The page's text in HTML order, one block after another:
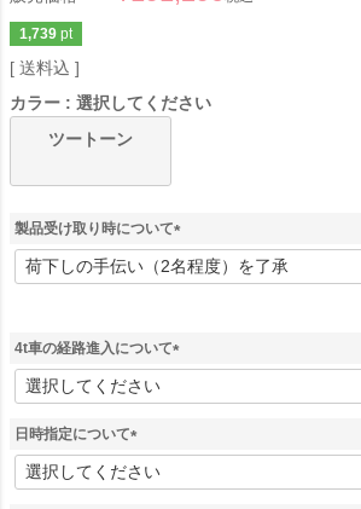
1,739 pt
送料込
カラー
選択してください
ツートーン
製品受け取り時について
(
必
4t車の経路進入について
(
日時指定について
(
必